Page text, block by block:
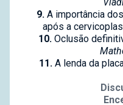
9. A importância
após a
10. Oclusão
11. A lenda da